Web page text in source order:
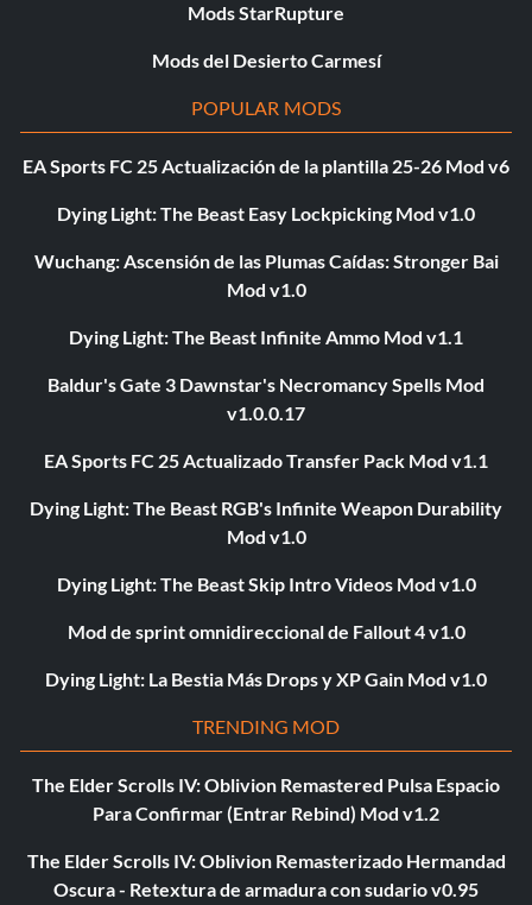
Mods StarRupture
Mods del Desierto Carmesí
POPULAR MODS
EA Sports FC 25 Actualización de la plantilla 25-26 Mod v6
Dying Light: The Beast Easy Lockpicking Mod v1.0
Wuchang: Ascensión de las Plumas Caídas: Stronger Bai
Mod v1.0
Dying Light: The Beast Infinite Ammo Mod v1.1
Baldur's Gate 3 Dawnstar's Necromancy Spells Mod
v1.0.0.17
EA Sports FC 25 Actualizado Transfer Pack Mod v1.1
Dying Light: The Beast RGB's Infinite Weapon Durability
Mod v1.0
Dying Light: The Beast Skip Intro Videos Mod v1.0
Mod de sprint omnidireccional de Fallout 4 v1.0
Dying Light: La Bestia Más Drops y XP Gain Mod v1.0
TRENDING MOD
The Elder Scrolls IV: Oblivion Remastered Pulsa Espacio
Para Confirmar (Entrar Rebind) Mod v1.2
The Elder Scrolls IV: Oblivion Remasterizado Hermandad
Oscura - Retextura de armadura con sudario v0.95